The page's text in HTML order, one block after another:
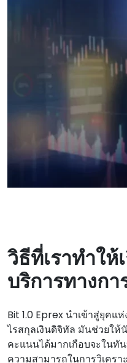
วิธีที่เราทําให้
บริการทางกา
Bit 1.0 Eprex นําเข้าสู่ยุคแ
ไรสกุลเงินดิจิทัล มันช่วยให้
คะแนนได้มากเกือบจะในทั
ความสามารถในการวิเคร